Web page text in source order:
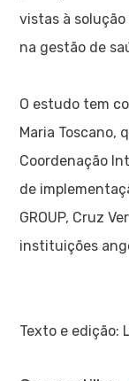
vistas à
na gestão de
O estudo tem
Maria Toscano,
Coordenação
de
GROUP, Cruz
instituições
Texto e edição: